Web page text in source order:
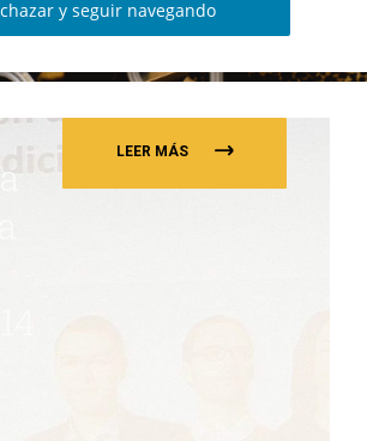
y seguir navegando
LEER MÁS